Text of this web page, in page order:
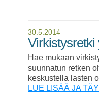
30.5.2014
Virkistysretki
Hae mukaan
suunnatun retken
keskustella lasten
LUE LISÄÄ JA